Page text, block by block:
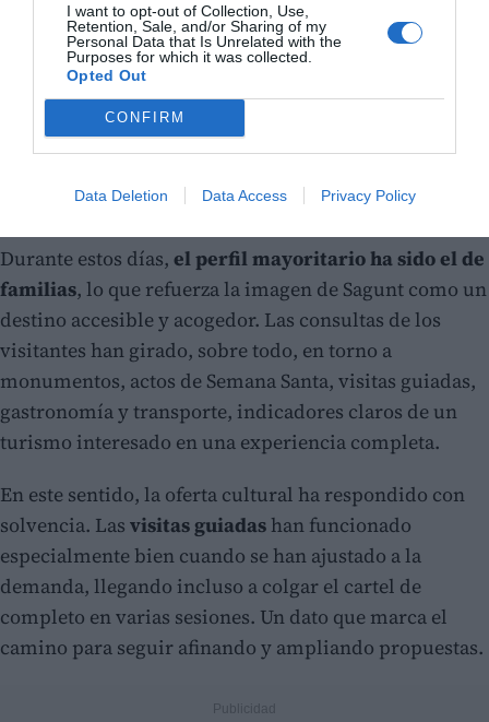
I want to opt-out of Collection, Use,
Retention, Sale, and/or Sharing of my
Personal Data that Is Unrelated with the
Purposes for which it was collected.
Opted Out
CONFIRM
Data Deletion Data Access Privacy Policy
Durante estos días, el perfil mayoritario ha sido el de
familias, lo que refuerza la imagen de Sagunt como un
destino accesible y acogedor. Las consultas de los
visitantes han girado, sobre todo, en torno a
monumentos, actos de Semana Santa, visitas guiadas,
gastronomía y transporte, indicadores claros de un
turismo interesado en una experiencia completa.
En este sentido, la oferta cultural ha respondido con
solvencia. Las visitas guiadas han funcionado
especialmente bien cuando se han ajustado a la
demanda, llegando incluso a colgar el cartel de
completo en varias sesiones. Un dato que marca el
camino para seguir afinando y ampliando propuestas.